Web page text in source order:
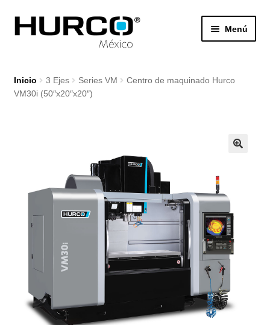
a
al
Menú
menú
Maquinado Horizontal
Tornos CNC
Tornos Multi-ejes
Nosotros
Inicio 3 Ejes Series VM
Centro de maquinado Hurco
VM30i (50″x20″x20″)